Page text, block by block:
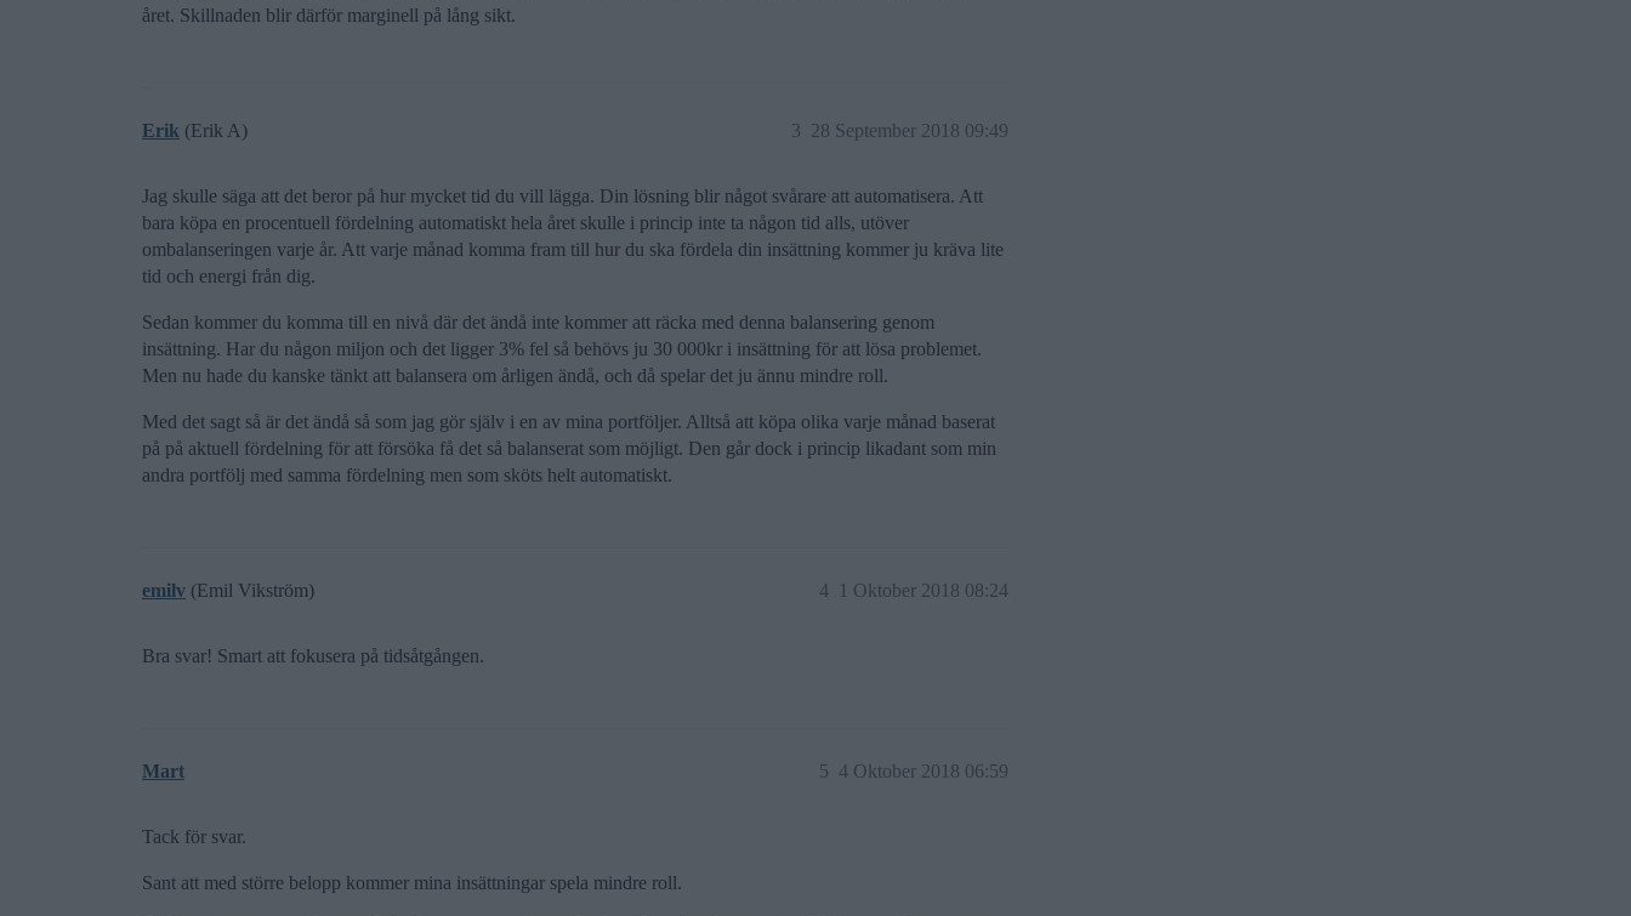
året. Skillnaden blir därför marginell på lång sikt.
Erik (Erik A) 28 September 2018 09:49
3
Jag skulle säga att det beror på hur mycket tid du vill lägga. Din lösning blir något svårare att automatisera. Att
bara köpa en procentuell fördelning automatiskt hela året skulle i princip inte ta någon tid alls, utöver
ombalanseringen varje år. Att varje månad komma fram till hur du ska fördela din insättning kommer ju kräva lite
tid och energi från dig.
Sedan kommer du komma till en nivå där det ändå inte kommer att räcka med denna balansering genom
insättning. Har du någon miljon och det ligger 3% fel så behövs ju 30 000kr i insättning för att lösa problemet.
Men nu hade du kanske tänkt att balansera om årligen ändå, och då spelar det ju ännu mindre roll.
Med det sagt så är det ändå så som jag gör själv i en av mina portföljer. Alltså att köpa olika varje månad baserat
på på aktuell fördelning för att försöka få det så balanserat som möjligt. Den går dock i princip likadant som min
andra portfölj med samma fördelning men som sköts helt automatiskt.
emilv (Emil Vikström) 1 Oktober 2018 08:24
4
Bra svar! Smart att fokusera på tidsåtgången.
Mart 4 Oktober 2018 06:59
5
Tack för svar.
Sant att med större belopp kommer mina insättningar spela mindre roll.